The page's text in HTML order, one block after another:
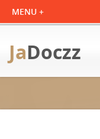
JaDoczz